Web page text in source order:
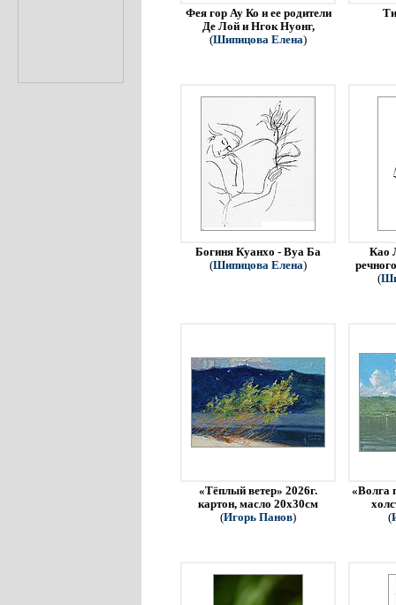
Фея гор Ау Ко и ее родители
Де Лой и Нгок Нуонг,
(Шипицова Елена)
Богиня Куанхо - Вуа Ба
(Шипицова Елена)
Као
(
«Тёплый ветер» 2026г.
картон, масло 20х30см
(Игорь Панов)
«Волга
(